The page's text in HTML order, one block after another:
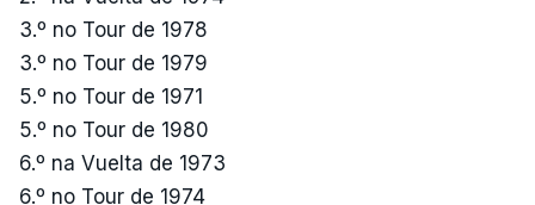
3.º no Tour de 1978
3.º no Tour de 1979
5.º no Tour de 1971
5.º no Tour de 1980
6.º na Vuelta de 1973
6.º no Tour de 1974